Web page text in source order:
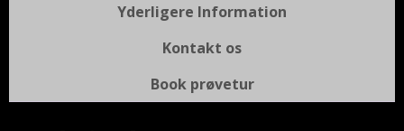
Yderligere Information
Kontakt os
Book prøvetur